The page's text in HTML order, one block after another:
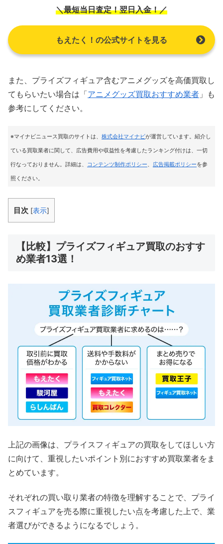
＼最短当日査定！翌日入金！／
もえたく！の公式サイトを見る
また、プライズフィギュア含むアニメグッズを高価買取し
てもらいたい場合は「アニメグッズ買取おすすめ業者 」も
参考にしてください。
※マイナビニュース買取のサイトは、 株式会社マイナビが運営しています。紹介し
ている買取業者に関して、広告費用や収益性を考慮したランキング付けは、一切
行なっておりません。詳細は、 コンテンツ制作ポリシー、 広告掲載ポリシーを参
照ください。
目次 [表示]
【比較】プライズフィギュア買取のおすす
め業者13選！
上記の画像は、プライスフィギュアの買取をしてほしい方
に向けて、重視したいポイント別におすすめ買取業者をま
とめています。
それぞれの買い取り業者の特徴を理解することで、プライ
スフィギュアを売る際に重視したい点を考慮した上で、業
者選びができるようになるでしょう。